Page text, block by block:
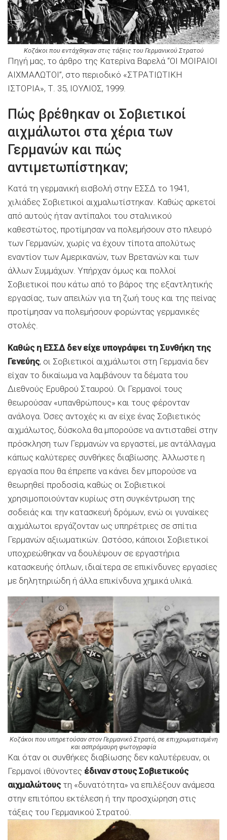
Κοζάκοι που εντάχθηκαν στις τάξεις του Γερμανικού Στρατού
Πηγή μας, το άρθρο της Κατερίνα Βαρελά “ΟΙ ΜΟΙΡΑΙΟΙ
ΑΙΧΜΑΛΩΤΟΙ”, στο περιοδικό «ΣΤΡΑΤΙΩΤΙΚΗ
ΙΣΤΟΡΙΑ», Τ. 35, ΙΟΥΛΙΟΣ, 1999.
Πώς βρέθηκαν οι Σοβιετικοί
αιχμάλωτοι στα χέρια των
Γερμανών και πώς
αντιμετωπίστηκαν;
Κατά τη γερμανική εισβολή στην ΕΣΣΔ το 1941,
χιλιάδες Σοβιετικοί αιχμαλωτίστηκαν. Καθώς αρκετοί
από αυτούς ήταν αντίπαλοι του σταλινικού
καθεστώτος, προτίμησαν να πολεμήσουν στο πλευρό
των Γερμανών, χωρίς να έχουν τίποτα απολύτως
εναντίον των Αμερικανών, των Βρετανών και των
άλλων Συμμάχων. Υπήρχαν όμως και πολλοί
Σοβιετικοί που κάτω από το βάρος της εξαντλητικής
εργασίας, των απειλών για τη ζωή τους και της πείνας
προτίμησαν να πολεμήσουν φορώντας γερμανικές
στολές.
Καθώς η ΕΣΣΔ δεν είχε υπογράψει τη Συνθήκη της
Γενεύης, οι Σοβιετικοί αιχμάλωτοι στη Γερμανία δεν
είχαν το δικαίωμα να λαμβάνουν τα δέματα του
Διεθνούς Ερυθρού Σταυρού. Οι Γερμανοί τους
θεωρούσαν «υπανθρώπους» και τους φέρονταν
ανάλογα. Όσες αντοχές κι αν είχε ένας Σοβιετικός
αιχμάλωτος, δύσκολα θα μπορούσε να αντισταθεί στην
πρόσκληση των Γερμανών να εργαστεί, με αντάλλαγμα
κάπως καλύτερες συνθήκες διαβίωσης. Άλλωστε η
εργασία που θα έπρεπε να κάνει δεν μπορούσε να
θεωρηθεί προδοσία, καθώς οι Σοβιετικοί
χρησιμοποιούνταν κυρίως στη συγκέντρωση της
σοδειάς και την κατασκευή δρόμων, ενώ οι γυναίκες
αιχμάλωτοι εργάζονταν ως υπηρέτριες σε σπίτια
Γερμανών αξιωματικών. Ωστόσο, κάποιοι Σοβιετικοί
υποχρεώθηκαν να δουλέψουν σε εργαστήρια
κατασκευής όπλων, ιδιαίτερα σε επικίνδυνες εργασίες
με δηλητηριώδη ή άλλα επικίνδυνα χημικά υλικά.
Κοζάκοι που υπηρετούσαν στον Γερμανικό Στρατό, σε επιχρωματισμένη
και ασπρόμαυρη φωτογραφία
Και όταν οι συνθήκες διαβίωσης δεν καλυτέρευαν, οι
Γερμανοί ιθύνοντες έδιναν στους Σοβιετικούς
αιχμαλώτουςτη «δυνατότητα» να επιλέξουν ανάμεσα
στην επιτόπου εκτέλεση ή την προσχώρηση στις
τάξεις του Γερμανικού Στρατού.